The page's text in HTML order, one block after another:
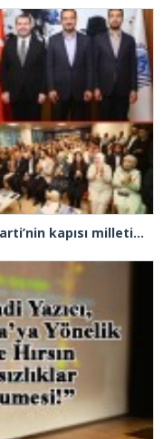
İl Başkanı Abdullah Özdemir: “AK Parti’nin kapısı milletine hizmet etmek isteyen herkese açıktır”